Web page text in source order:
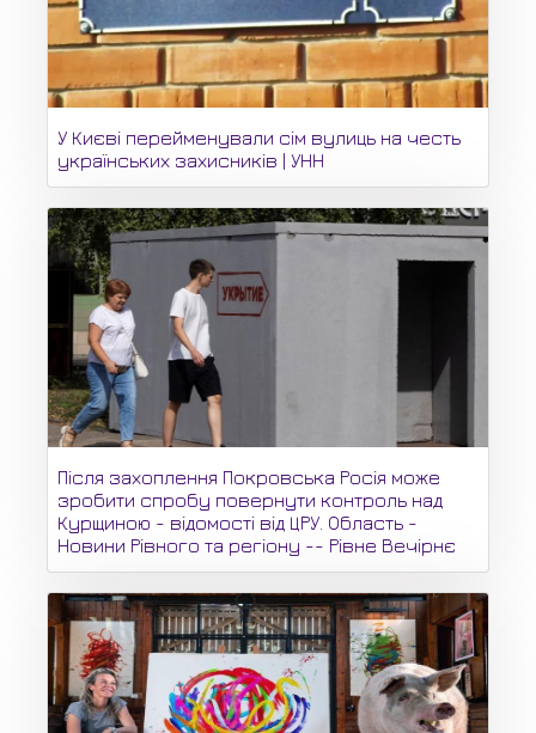
У Києві перейменували сім вулиць на честь
українських захисників | УНН
Після захоплення Покровська Росія може
зробити спробу повернути контроль над
Курщиною - відомості від ЦРУ. Область -
Новини Рівного та регіону -- Рівне Вечірнє